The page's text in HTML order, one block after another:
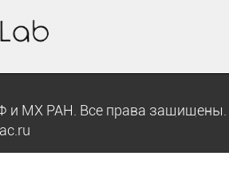
и МХ РАН. Все права